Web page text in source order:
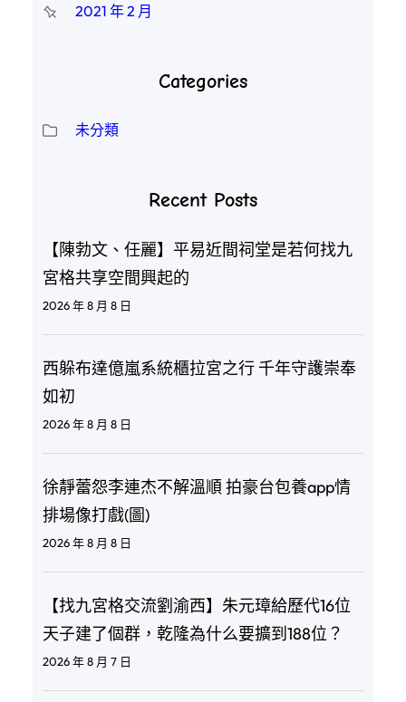
2021 年 2 月
Categories
未分類
Recent Posts
【陳勃文、任麗】平易近間祠堂是若何找九
宮格共享空間興起的
2026 年 8 月 8 日
西躲布達億嵐系統櫃拉宮之行 千年守護崇奉
如初
2026 年 8 月 8 日
徐靜蕾怨李連杰不解溫順 拍豪台包養app情
排場像打戲(圖)
2026 年 8 月 8 日
【找九宮格交流劉渝西】朱元璋給歷代16位
天子建了個群，乾隆為什么要擴到188位？
2026 年 8 月 7 日